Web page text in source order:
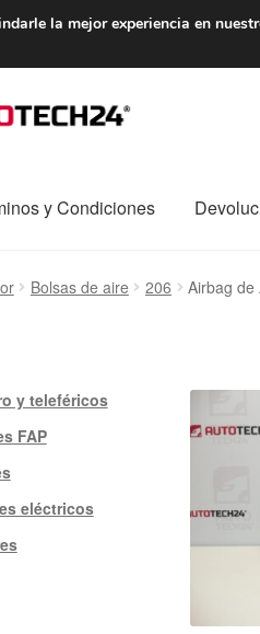
ENTREGA desde 7
y Condiciones
Carro Contacto Envío al
Bolsas de aire 206 Airbag de
y teleféricos
FAP
eléctricos
la mejor experiencia en